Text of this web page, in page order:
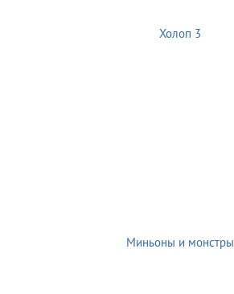
Холоп 3
Миньоны и монстры